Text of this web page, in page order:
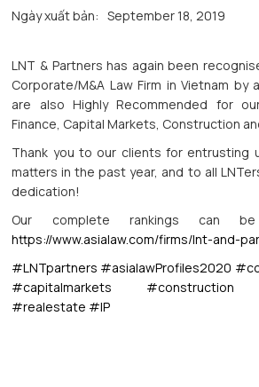
Ngày xuất bản: September 18, 2019
LNT & Partners has again been
Corporate/M&A Law Firm in Vietnam by
are also Highly Recommended for
Finance, Capital Markets, Construction
Thank you to our clients for entrusting
matters in the past year, and to all
dedication!
Our complete rankings can
https://www.asialaw.com/firms/lnt-and-
#LNTpartners #asialawProfiles2020
#capitalmarkets
#construction
#realestate #IP